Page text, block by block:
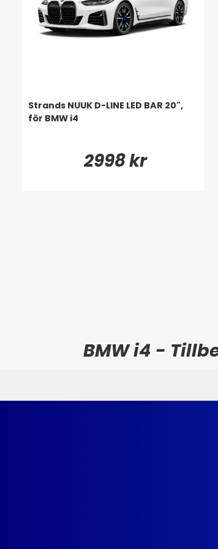
Strands NUUK D-LINE LED BAR 20",
för BMW i4
2998 kr
BMW i4 -